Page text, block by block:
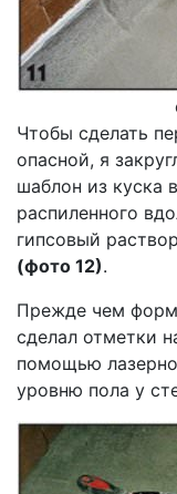
Чтобы сделать
опасной, я
шаблон из куска
распиленного
гипсовый
(фото 12).
Прежде чем
сделал отметки
помощью
уровню пола у